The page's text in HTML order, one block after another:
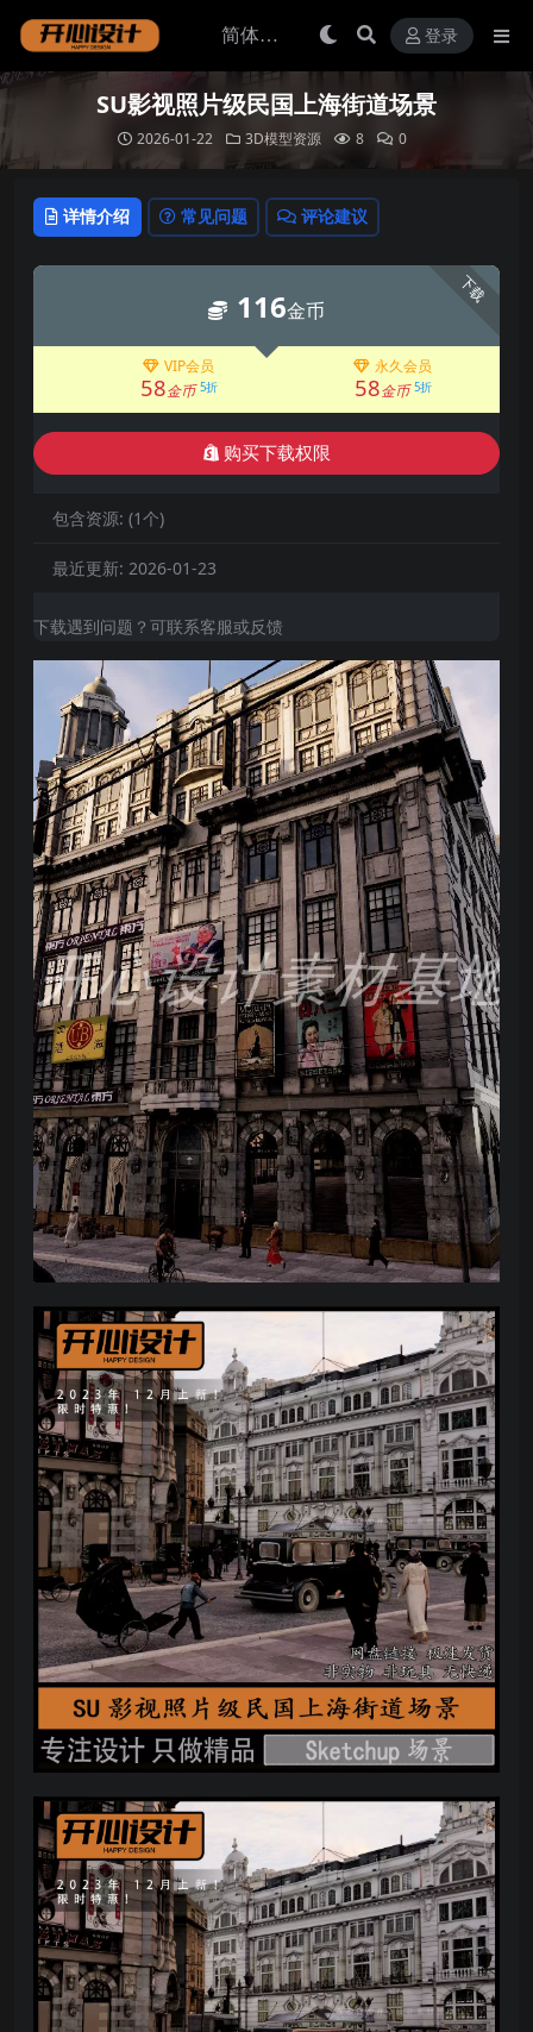
登录
SU影视照片级民国上海街道场景
2026-01-22 3D模型资源 8 0
详情介绍 常见问题 评论建议
下载
116金币
VIP会员
58金币 5折
永久会员
58金币 5折
购买下载权限
包含资源: (1个)
最近更新: 2026-01-23
下载遇到问题？可联系客服或反馈